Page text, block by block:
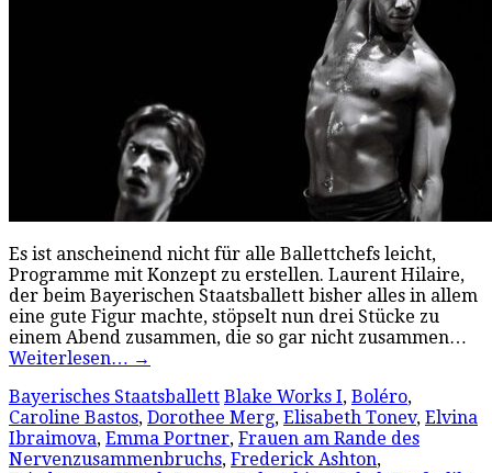
Es ist anscheinend nicht für alle Ballettchefs leicht,
Programme mit Konzept zu erstellen. Laurent Hilaire,
der beim Bayerischen Staatsballett bisher alles in allem
eine gute Figur machte, stöpselt nun drei Stücke zu
einem Abend zusammen, die so gar nicht zusammen…
Weiterlesen… →
Bayerisches Staatsballett Blake Works I, Boléro,
Caroline Bastos, Dorothee Merg, Elisabeth Tonev, Elvina
Ibraimova, Emma Portner, Frauen am Rande des
Nervenzusammenbruchs, Frederick Ashton,